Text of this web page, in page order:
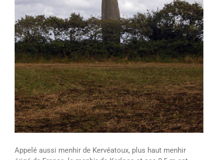
Appelé aussi menhir de Kervéatoux, plus haut menhir